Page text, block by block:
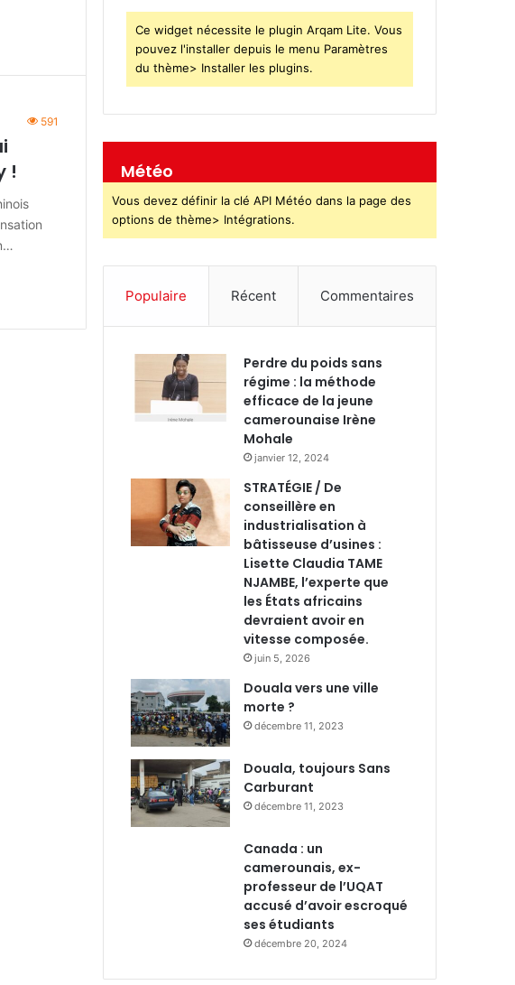
591
!
Ce widget nécessite le plugin Arqam Lite. Vous
pouvez l'installer depuis le menu Paramètres
du thème> Installer les plugins.
Météo
Vous devez définir la clé API Météo dans la page des
options de thème> Intégrations.
Populaire Récent Commentaires
Perdre du poids sans
régime : la méthode
efficace de la jeune
camerounaise Irène
Mohale
janvier 12, 2024
STRATÉGIE / De
conseillère en
industrialisation à
bâtisseuse d’usines :
Lisette Claudia TAME
NJAMBE, l’experte que
les États africains
devraient avoir en
vitesse composée.
juin 5, 2026
Douala vers une ville
morte ?
décembre 11, 2023
Douala, toujours Sans
Carburant
décembre 11, 2023
Canada : un
camerounais, ex-
professeur de l’UQAT
accusé d’avoir escroqué
ses étudiants
décembre 20, 2024